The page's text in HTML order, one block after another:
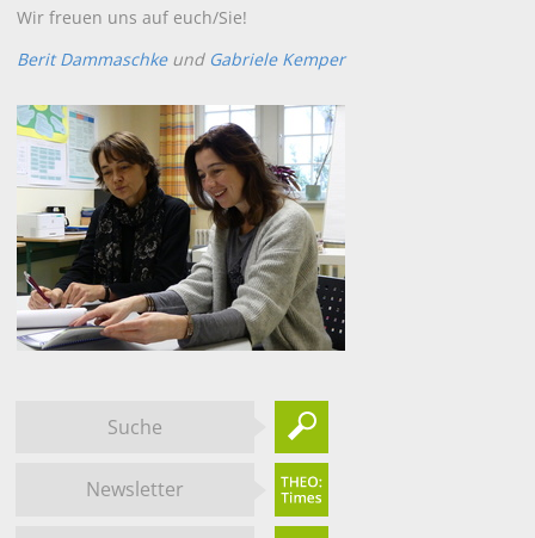
Wir freuen uns auf euch/Sie!
Berit Dammaschkeund Gabriele Kemper
Suche
Newsletter